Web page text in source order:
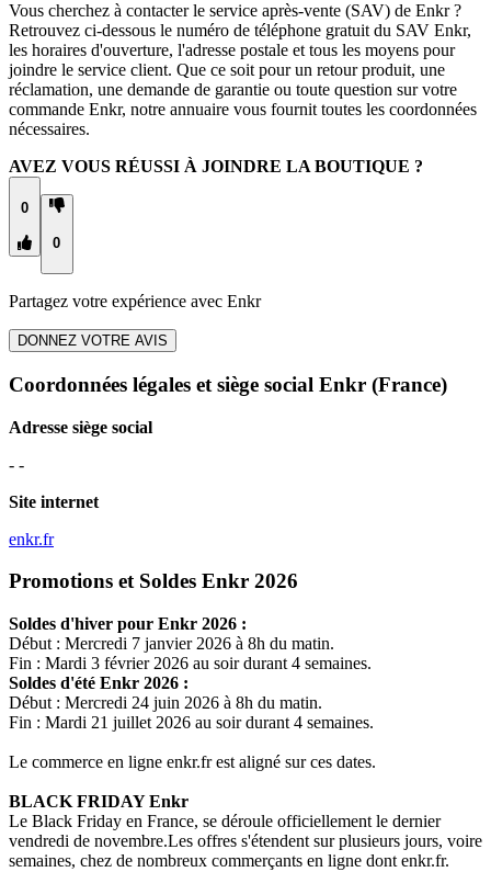
Vous cherchez à contacter le service après-vente (SAV) de Enkr ?
Retrouvez ci-dessous le numéro de téléphone gratuit du SAV Enkr,
les horaires d'ouverture, l'adresse postale et tous les moyens pour
joindre le service client. Que ce soit pour un retour produit, une
réclamation, une demande de garantie ou toute question sur votre
commande Enkr, notre annuaire vous fournit toutes les coordonnées
nécessaires.
AVEZ VOUS RÉUSSI À JOINDRE LA BOUTIQUE ?
0
0
Partagez votre expérience avec Enkr
DONNEZ VOTRE AVIS
Coordonnées légales et siège social Enkr (France)
Adresse siège social
- -
Site internet
enkr.fr
Promotions et Soldes Enkr 2026
Soldes d'hiver pour Enkr 2026 :
Début : Mercredi 7 janvier 2026 à 8h du matin.
Fin : Mardi 3 février 2026 au soir durant 4 semaines.
Soldes d'été Enkr 2026 :
Début : Mercredi 24 juin 2026 à 8h du matin.
Fin : Mardi 21 juillet 2026 au soir durant 4 semaines.
Le commerce en ligne enkr.frest aligné sur ces dates.
BLACK FRIDAYEnkr
Le Black Friday en France, se déroule officiellement le dernier
vendredi de novembre.Les offres s'étendent sur plusieurs jours, voire
semaines, chez de nombreux commerçants en ligne dont enkr.fr.